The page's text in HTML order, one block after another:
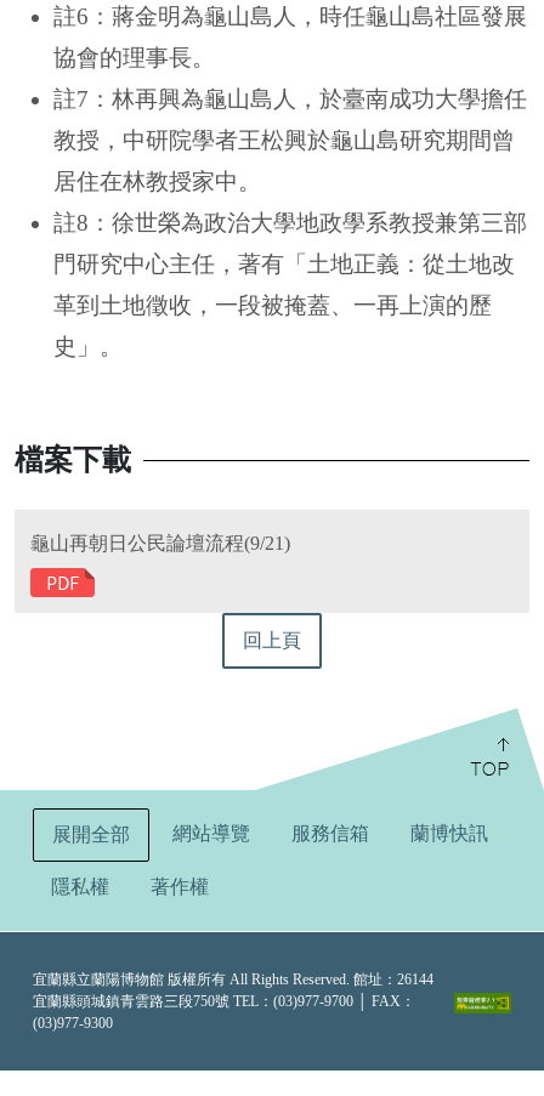
註6：蔣金明為龜山島人，時任龜山島社區發展
協會的理事長。
註7：林再興為龜山島人，於臺南成功大學擔任
教授，中研院學者王松興於龜山島研究期間曾
居住在林教授家中。
註8：徐世榮為政治大學地政學系教授兼第三部
門研究中心主任，著有「土地正義：從土地改
革到土地徵收，一段被掩蓋、一再上演的歷
史」。
檔案下載
龜山再朝日公民論壇流程(9/21)
回上頁
展開全部 網站導覽 服務信箱 蘭博快訊
隱私權 著作權
宜蘭縣立蘭陽博物館 版權所有 All Rights Reserved. 館址：26144
宜蘭縣頭城鎮青雲路三段750號 TEL：(03)977-9700 │ FAX：
(03)977-9300